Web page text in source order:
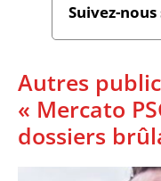
Suivez-
Autres
« Mercato
dossiers